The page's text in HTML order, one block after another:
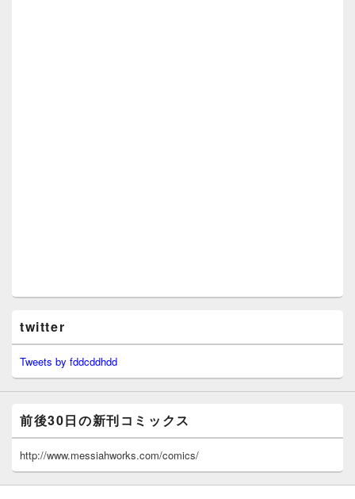
twitter
Tweets by fddcddhdd
前後30日の新刊コミックス
http://www.messiahworks.com/comics/